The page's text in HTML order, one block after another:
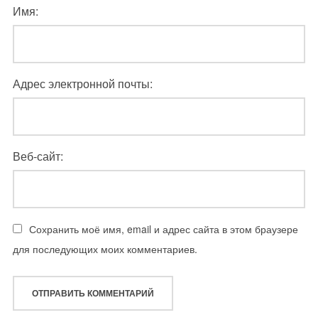
Имя:
Адрес электронной почты:
Веб-сайт:
Сохранить моё имя, email и адрес сайта в этом браузере
для последующих моих комментариев.